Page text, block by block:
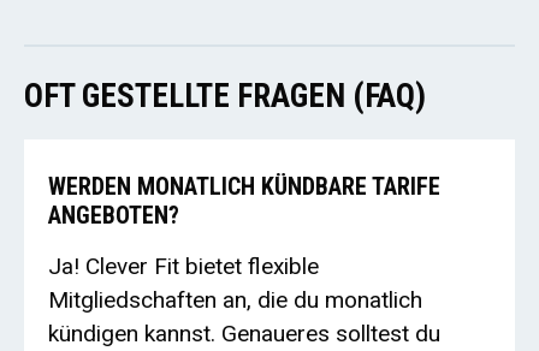
OFT GESTELLTE FRAGEN (FAQ)
WERDEN MONATLICH KÜNDBARE TARIFE
ANGEBOTEN?
Ja! Clever Fit bietet flexible
Mitgliedschaften an, die du monatlich
kündigen kannst. Genaueres solltest du